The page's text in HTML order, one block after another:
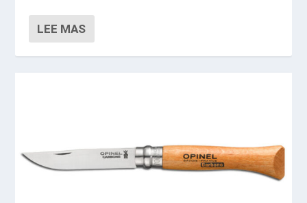
LEE MAS